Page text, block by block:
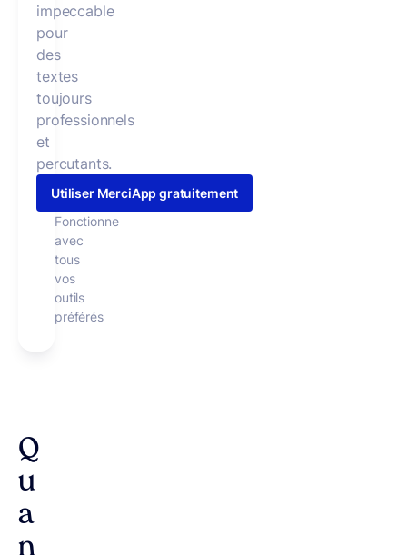
impeccable
pour
des
textes
toujours
professionnels
et
percutants.
Utiliser MerciApp gratuitement
Fonctionne
avec
tous
vos
outils
préférés
Q
u
a
n